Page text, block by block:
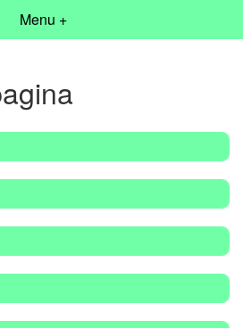
Menu +